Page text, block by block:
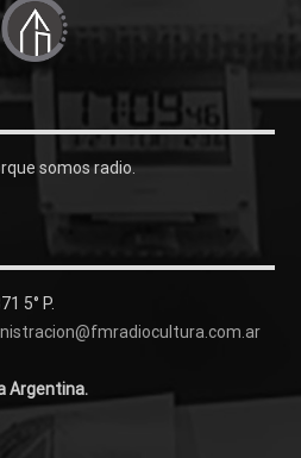
somos radio.
5° P.
Argentina.